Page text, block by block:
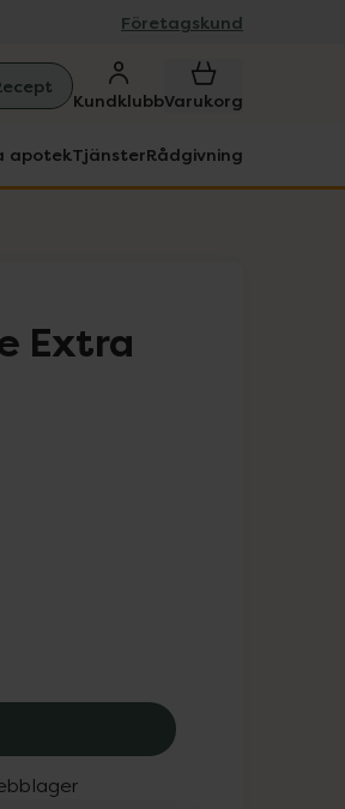
Företagskund
KundklubbVarukorg
apotekTjänsterRådgivning
Extra
Minerals Under Eye Extra